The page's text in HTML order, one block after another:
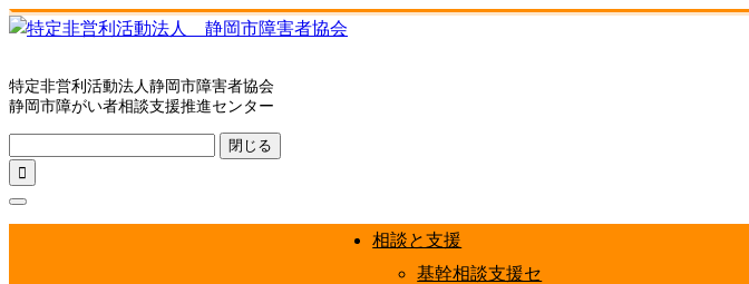
特定非営利活動法人静岡市障害者協会
静岡市障がい者相談支援推進センター
閉じる

相談と支援
基幹相談支援セ